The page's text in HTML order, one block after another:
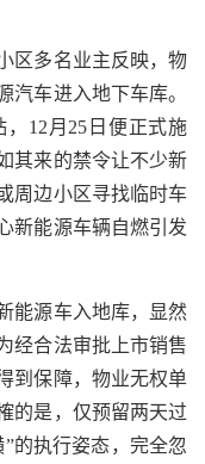
多名业主反映，物
汽车进入地下车库。
12月25日便正式施
其来的禁令让不少新
周边小区寻找临时车
新能源车辆自燃引发
源车入地库，显然
经合法审批上市销售
到保障，物业无权单
的是，仅预留两天过
的执行姿态，完全忽